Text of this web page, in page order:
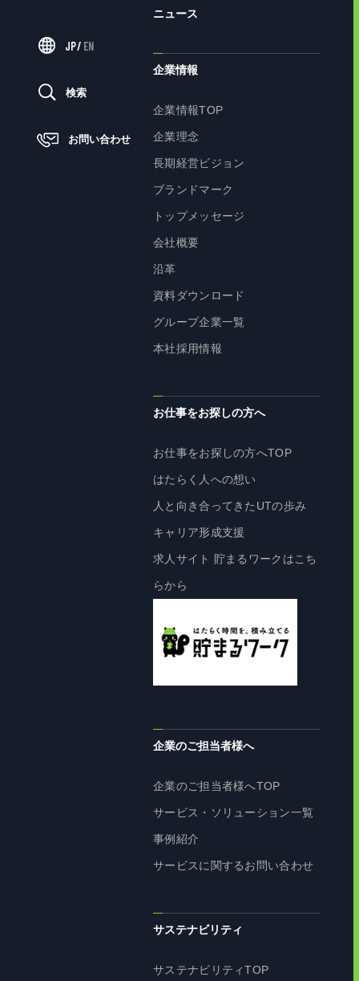
JP/ EN
検索
お問い合わせ
ニュース
企業情報
企業情報TOP
企業理念
長期経営ビジョン
ブランドマーク
トップメッセージ
会社概要
沿革
資料ダウンロード
グループ企業一覧
本社採用情報
お仕事をお探しの方へ
お仕事をお探しの方へTOP
はたらく人への想い
人と向き合ってきたUTの歩み
キャリア形成支援
求人サイト 貯まるワークはこち
らから
企業のご担当者様へ
企業のご担当者様へTOP
サービス・ソリューション一覧
事例紹介
サービスに関するお問い合わせ
サステナビリティ
サステナビリティTOP